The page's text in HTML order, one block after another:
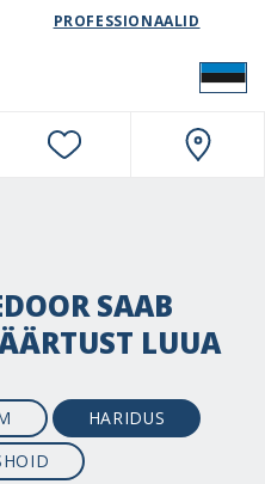
PROFESSIONAALID
SAAB
LUUA
HARIDUS